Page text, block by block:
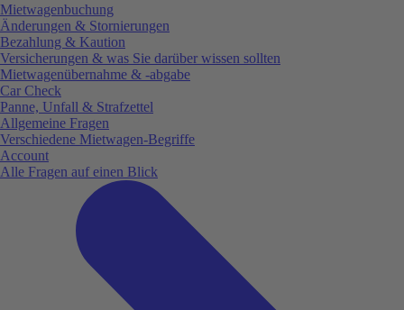
Mietwagenbuchung
Änderungen & Stornierungen
Bezahlung & Kaution
Versicherungen & was Sie darüber wissen sollten
Mietwagenübernahme & -abgabe
Car Check
Panne, Unfall & Strafzettel
Allgemeine Fragen
Verschiedene Mietwagen-Begriffe
Account
Alle Fragen auf einen Blick